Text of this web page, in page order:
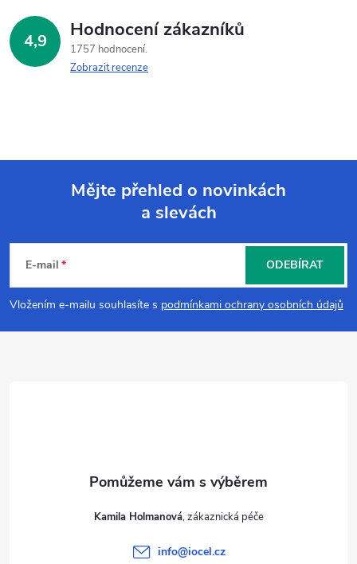
4,9 Hodnocení zákazníků
1757 hodnocení
Zobrazit recenze
p
a
Mějte přehled o novinkách
a slevách
E-mail
Vložením e-mailu souhlasíte s podmínkami ochrany osobních údajů
ODEBÍRAT
Kamila Holmanová
info@iocel.cz